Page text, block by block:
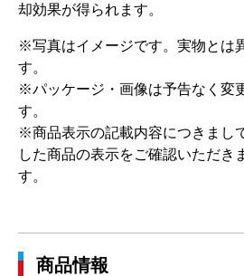
却効果が得られます。
※写真はイメージです。実物とは
す。
※パッケージ・画像は予告なく変
す。
※商品表示の記載内容につきまし
した商品の表示をご確認いただき
す。
商品情報